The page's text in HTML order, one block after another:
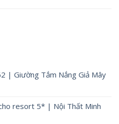
| Giường Tắm Nắng Giả Mây
resort 5* | Nội Thất Minh